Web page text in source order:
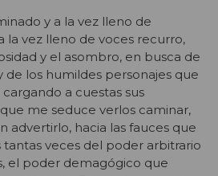
y a la vez lleno de
la vez lleno de voces recurro,
y el asombro, en busca de
de los humildes personajes que
a cuestas sus
me seduce verlos caminar,
advertirlo, hacia las fauces que
tantas veces del poder arbitrario
el poder demagógico que